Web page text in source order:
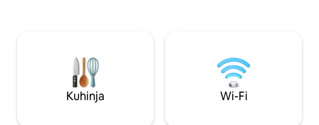
odvojeni toalet • Wi-Fi sa optičkim
Kuhinja Wi-Fi